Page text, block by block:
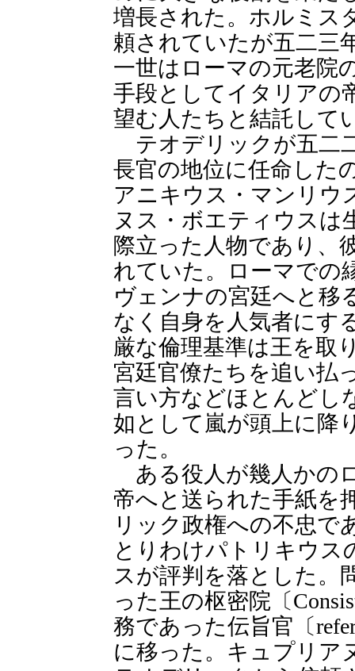
増長された。ホルミス
頼されていたが五二三
一世はローマの元老院
手段としてイタリアの
望む人たちと結託して
テオデリックが五二
長官の地位に任命した
アニキウス・マンリウ
ヌス・ボエティウスは
際立った人物であり、
れていた。ローマでの
ヴェンナの宮廷へと移
なく自身を人気者にす
厳な倫理基準は王を取
宮廷官僚たちを追い払
言い方などほとんどし
如として嵐が頭上に降
った。
ある役人が幾人かの
帝へと送られた手紙を
リック政権への不忠で
とりわけパトリキウス
スが評判を落とした。
った王の枢密院〔
務であった伝旨官〔
に移った。キュプリア